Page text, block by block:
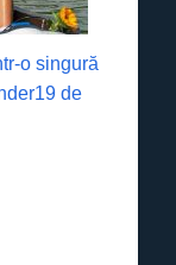
o singură
de